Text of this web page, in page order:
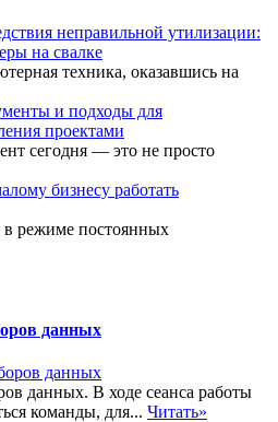
неправильной утилизации:
на свалке
техника, оказавшись на
и подходы для
проектами
сегодня — это не просто
бизнесу работать
режиме постоянных
данных
данных. В ходе сеанса работы
команды, для... Читать»